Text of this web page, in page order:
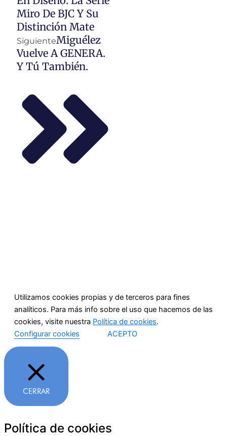
Miro De BJC Y Su
Distinción Mate
SiguienteMiguélez
Vuelve A GENERA.
Y Tú También.
Utilizamos cookies propias y de terceros para fines
analíticos. Para más info sobre el uso que hacemos de las
cookies, visite nuestra Política de cookies.
Configurar cookies
ACEPTO
CERRAR
Política de cookies